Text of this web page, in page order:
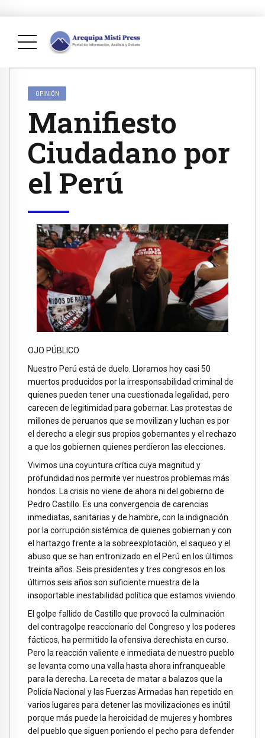
OPINIÓN
Manifiesto
Ciudadano por
el Perú
OJO PÚBLICO
Nuestro Perú está de duelo. Lloramos hoy casi 50
muertos producidos por la irresponsabilidad criminal de
quienes pueden tener una cuestionada legalidad, pero
carecen de legitimidad para gobernar. Las protestas de
millones de peruanos que se movilizan y luchan es por
el derecho a elegir sus propios gobernantes y el rechazo
a que los gobiernen quienes perdieron las elecciones.
Vivimos una coyuntura crítica cuya magnitud y
profundidad nos permite ver nuestros problemas más
hondos. La crisis no viene de ahora ni del gobierno de
Pedro Castillo. Es una convergencia de carencias
inmediatas, sanitarias y de hambre, con la indignación
por la corrupción sistémica de quienes gobiernan y con
el hartazgo frente a la sobreexplotación, el saqueo y el
abuso que se han entronizado en el Perú en los últimos
treinta años. Seis presidentes y tres congresos en los
últimos seis años son suficiente muestra de la
insoportable inestabilidad política que estamos viviendo.
El golpe fallido de Castillo que provocó la culminación
del contragolpe reaccionario del Congreso y los poderes
fácticos, ha permitido la ofensiva derechista en curso.
Pero la reacción valiente e inmediata de nuestro pueblo
se levanta como una valla hasta ahora infranqueable
para la derecha. La receta de matar a balazos que la
Policía Nacional y las Fuerzas Armadas han repetido en
varios lugares para detener las movilizaciones es inútil
porque más puede la heroicidad de mujeres y hombres
del pueblo que siguen poniendo el pecho para defender